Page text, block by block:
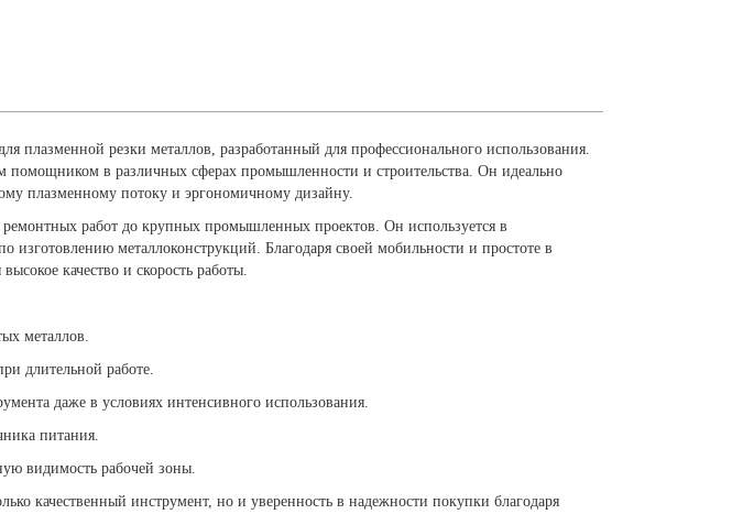
резки металлов, разработанный для профессионального использования.
помощником в различных сферах промышленности и строительства. Он идеально
плазменному потоку и эргономичному дизайну.
работ до крупных промышленных проектов. Он используется в
изготовлению металлоконструкций. Благодаря своей мобильности и простоте в
качество и скорость работы.
металлов.
длительной работе.
даже в условиях интенсивного использования.
питания.
видимость рабочей зоны.
качественный инструмент, но и уверенность в надежности покупки благодаря